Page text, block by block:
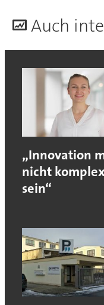
Auch
„Innovation
nicht
sein“